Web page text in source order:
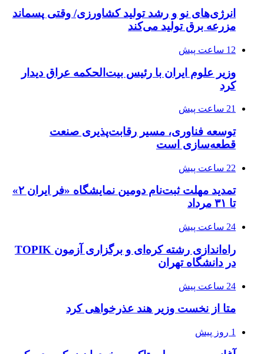
انرژی‌های نو و رشد تولید کشاورزی/ وقتی پسماند
مزرعه‌ برق تولید می‌کند
12 ساعت پیش
وزیر علوم ایران با رئیس بیت‌الحکمه عراق دیدار
کرد
21 ساعت پیش
توسعه فناوری، مسیر رقابت‌پذیری صنعت
قطعه‌سازی است
22 ساعت پیش
تمدید مهلت ثبت‌نام دومین نمایشگاه «فر ایران ۲»
تا ۳۱ مرداد
24 ساعت پیش
راه‌اندازی رشته کره‌ای و برگزاری آزمون TOPIK
در دانشگاه تهران
24 ساعت پیش
متا از نخست وزیر هند عذرخواهی کرد
1 روز پیش